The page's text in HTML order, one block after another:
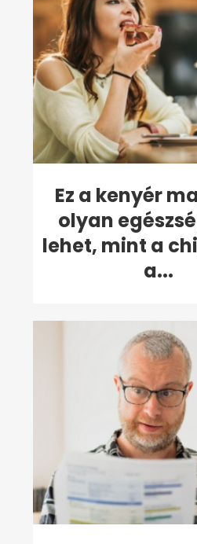
Ez a kenyér
olyan
lehet, mint a
a...